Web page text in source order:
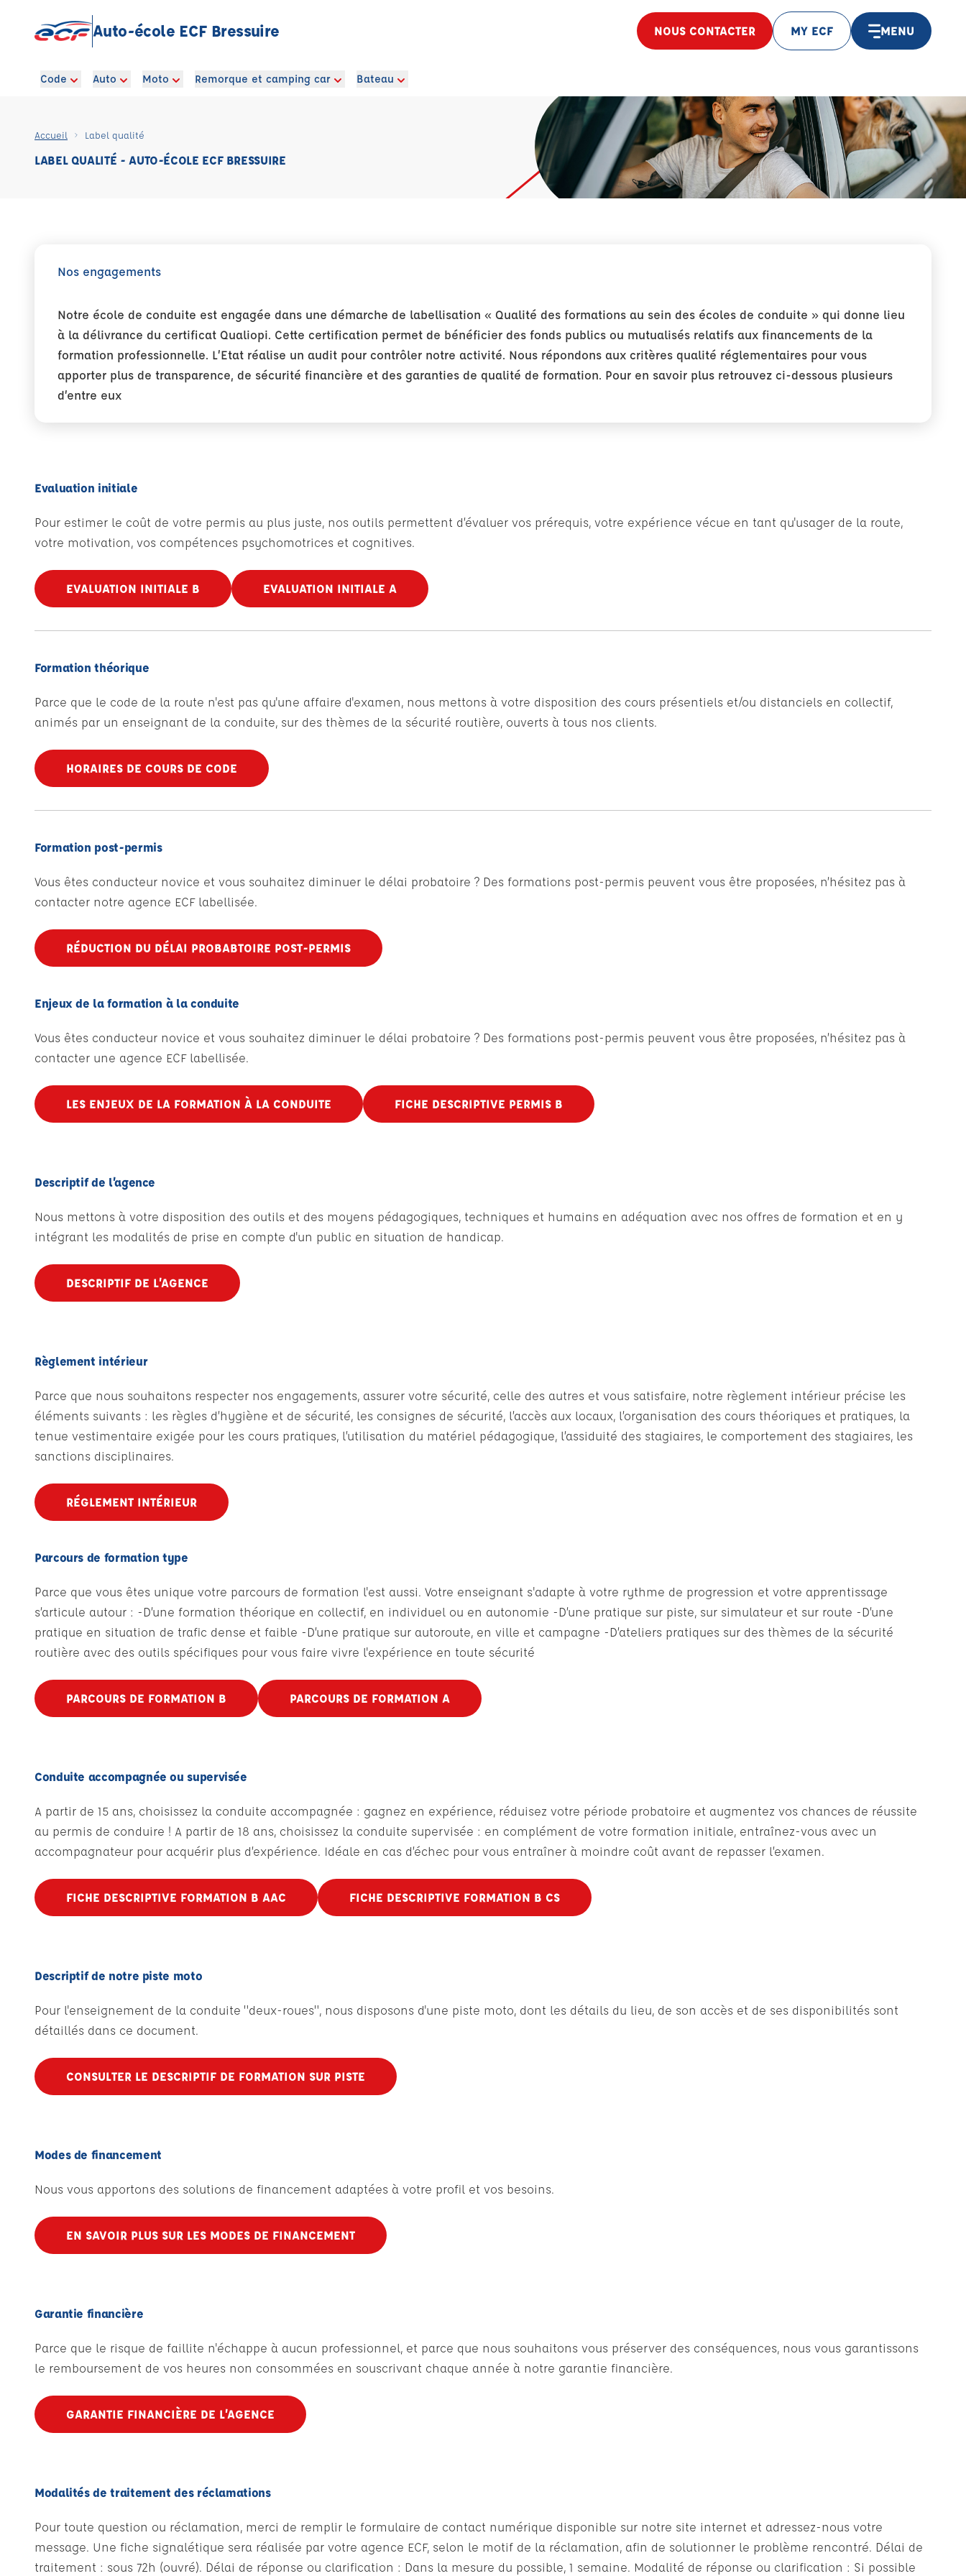
Auto-école ECF Bressuire NOUS CONTACTER MY ECF MENU
Code Auto Moto Remorque et camping car Bateau
Accueil Label qualité
LABEL QUALITÉ - AUTO-ÉCOLE ECF BRESSUIRE
Nos engagements
Notre école de conduite est engagée dans une démarche de labellisation « Qualité des formations au sein des écoles de conduite » qui donne lieu
à la délivrance du certificat Qualiopi. Cette certification permet de bénéficier des fonds publics ou mutualisés relatifs aux financements de la
formation professionnelle. L’Etat réalise un audit pour contrôler notre activité. Nous répondons aux critères qualité réglementaires pour vous
apporter plus de transparence, de sécurité financière et des garanties de qualité de formation. Pour en savoir plus retrouvez ci-dessous plusieurs
d’entre eux
Evaluation initiale
Pour estimer le coût de votre permis au plus juste, nos outils permettent d’évaluer vos prérequis, votre expérience vécue en tant qu'usager de la route,
votre motivation, vos compétences psychomotrices et cognitives.
EVALUATION INITIALE B EVALUATION INITIALE A
Formation théorique
Parce que le code de la route n'est pas qu'une affaire d'examen, nous mettons à votre disposition des cours présentiels et/ou distanciels en collectif,
animés par un enseignant de la conduite, sur des thèmes de la sécurité routière, ouverts à tous nos clients.
HORAIRES DE COURS DE CODE
Formation post-permis
Vous êtes conducteur novice et vous souhaitez diminuer le délai probatoire ? Des formations post-permis peuvent vous être proposées, n’hésitez pas à
contacter notre agence ECF labellisée.
RÉDUCTION DU DÉLAI PROBABTOIRE POST-PERMIS
Enjeux de la formation à la conduite
Vous êtes conducteur novice et vous souhaitez diminuer le délai probatoire ? Des formations post-permis peuvent vous être proposées, n’hésitez pas à
contacter une agence ECF labellisée.
LES ENJEUX DE LA FORMATION À LA CONDUITE FICHE DESCRIPTIVE PERMIS B
Descriptif de l’agence
Nous mettons à votre disposition des outils et des moyens pédagogiques, techniques et humains en adéquation avec nos offres de formation et en y
intégrant les modalités de prise en compte d'un public en situation de handicap.
DESCRIPTIF DE L’AGENCE
Règlement intérieur
Parce que nous souhaitons respecter nos engagements, assurer votre sécurité, celle des autres et vous satisfaire, notre règlement intérieur précise les
éléments suivants : les règles d’hygiène et de sécurité, les consignes de sécurité, l’accès aux locaux, l’organisation des cours théoriques et pratiques, la
tenue vestimentaire exigée pour les cours pratiques, l’utilisation du matériel pédagogique, l’assiduité des stagiaires, le comportement des stagiaires, les
sanctions disciplinaires.
RÉGLEMENT INTÉRIEUR
Parcours de formation type
Parce que vous êtes unique votre parcours de formation l'est aussi. Votre enseignant s'adapte à votre rythme de progression et votre apprentissage
s’articule autour : -D’une formation théorique en collectif, en individuel ou en autonomie -D’une pratique sur piste, sur simulateur et sur route -D’une
pratique en situation de trafic dense et faible -D’une pratique sur autoroute, en ville et campagne -D’ateliers pratiques sur des thèmes de la sécurité
routière avec des outils spécifiques pour vous faire vivre l'expérience en toute sécurité
PARCOURS DE FORMATION B PARCOURS DE FORMATION A
Conduite accompagnée ou supervisée
A partir de 15 ans, choisissez la conduite accompagnée : gagnez en expérience, réduisez votre période probatoire et augmentez vos chances de réussite
au permis de conduire ! A partir de 18 ans, choisissez la conduite supervisée : en complément de votre formation initiale, entraînez-vous avec un
accompagnateur pour acquérir plus d’expérience. Idéale en cas d’échec pour vous entraîner à moindre coût avant de repasser l’examen.
FICHE DESCRIPTIVE FORMATION B AAC FICHE DESCRIPTIVE FORMATION B CS
Descriptif de notre piste moto
Pour l'enseignement de la conduite "deux-roues", nous disposons d'une piste moto, dont les détails du lieu, de son accès et de ses disponibilités sont
détaillés dans ce document.
CONSULTER LE DESCRIPTIF DE FORMATION SUR PISTE
Modes de financement
Nous vous apportons des solutions de financement adaptées à votre profil et vos besoins.
EN SAVOIR PLUS SUR LES MODES DE FINANCEMENT
Garantie financière
Parce que le risque de faillite n'échappe à aucun professionnel, et parce que nous souhaitons vous préserver des conséquences, nous vous garantissons
le remboursement de vos heures non consommées en souscrivant chaque année à notre garantie financière.
GARANTIE FINANCIÈRE DE L’AGENCE
Modalités de traitement des réclamations
Pour toute question ou réclamation, merci de remplir le formulaire de contact numérique disponible sur notre site internet et adressez-nous votre
message. Une fiche signalétique sera réalisée par votre agence ECF, selon le motif de la réclamation, afin de solutionner le problème rencontré. Délai de
traitement : sous 72h (ouvré). Délai de réponse ou clarification : Dans la mesure du possible, 1 semaine. Modalité de réponse ou clarification : Si possible